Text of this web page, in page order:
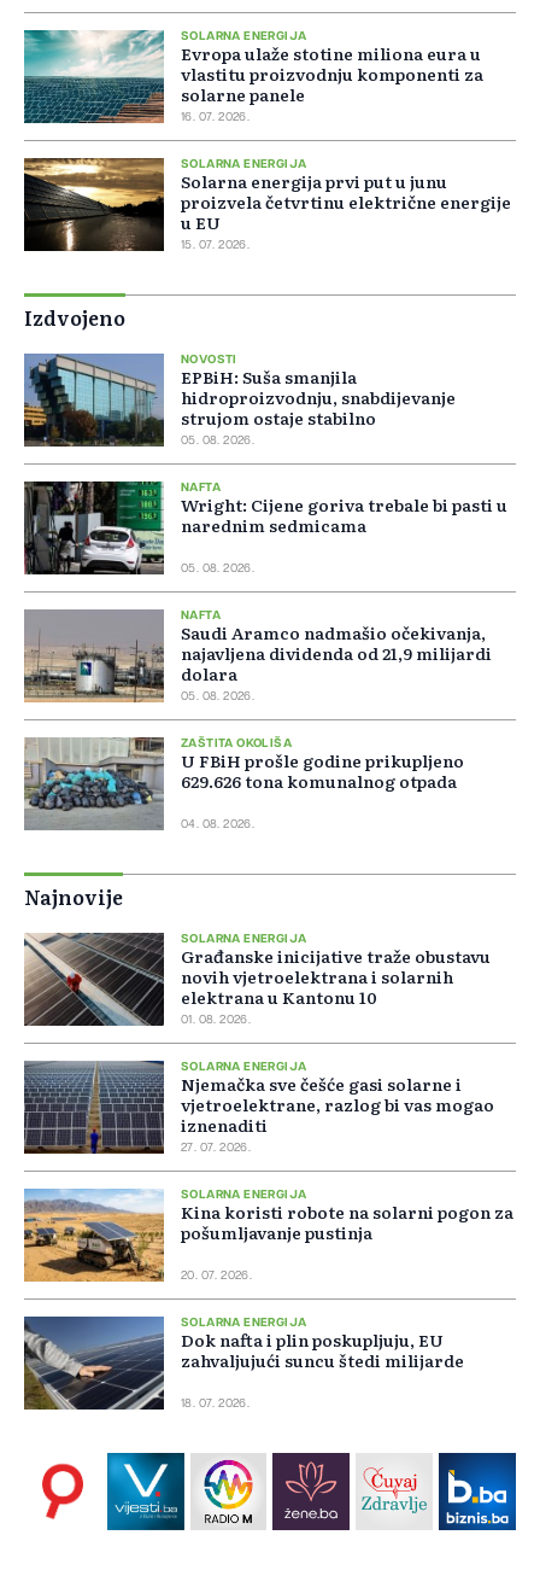
SOLARNA ENERGIJA
Evropa ulaže stotine miliona eura u
vlastitu proizvodnju komponenti za
solarne panele
16. 07. 2026.
SOLARNA ENERGIJA
Solarna energija prvi put u junu
proizvela četvrtinu električne energije
u EU
15. 07. 2026.
Izdvojeno
NOVOSTI
EPBiH: Suša smanjila
hidroproizvodnju, snabdijevanje
strujom ostaje stabilno
05. 08. 2026.
NAFTA
Wright: Cijene goriva trebale bi pasti u
narednim sedmicama
05. 08. 2026.
NAFTA
Saudi Aramco nadmašio očekivanja,
najavljena dividenda od 21,9 milijardi
dolara
05. 08. 2026.
ZAŠTITA OKOLIŠA
U FBiH prošle godine prikupljeno
629.626 tona komunalnog otpada
04. 08. 2026.
Najnovije
SOLARNA ENERGIJA
Građanske inicijative traže obustavu
novih vjetroelektrana i solarnih
elektrana u Kantonu 10
01. 08. 2026.
SOLARNA ENERGIJA
Njemačka sve češće gasi solarne i
vjetroelektrane, razlog bi vas mogao
iznenaditi
27. 07. 2026.
SOLARNA ENERGIJA
Kina koristi robote na solarni pogon za
pošumljavanje pustinja
20. 07. 2026.
SOLARNA ENERGIJA
Dok nafta i plin poskupljuju, EU
zahvaljujući suncu štedi milijarde
18. 07. 2026.